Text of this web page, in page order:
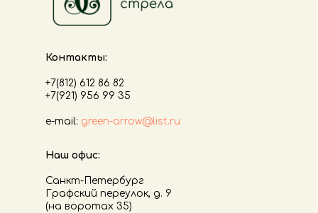
Контакты:
+7(812) 612 86 82
+7(921) 956 99 35
е-mail: green-arrow@list.ru
Наш офис:
Санкт-Петербург
Графский переулок, д. 9
(на воротах 35)